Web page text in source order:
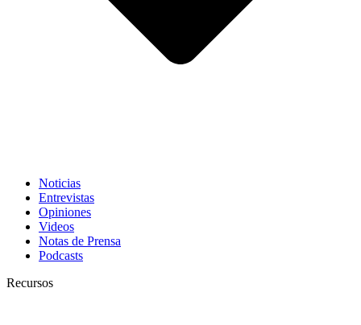
Noticias
Entrevistas
Opiniones
Videos
Notas de Prensa
Podcasts
Recursos